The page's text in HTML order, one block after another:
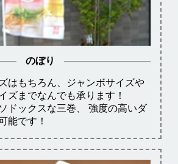
のぼり
はもちろん、ジャンボサイズや
ズまでなんでも承ります！
ドックスな三巻、 強度の高いダ
能です！